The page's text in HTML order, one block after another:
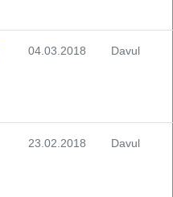
04.03.2018 Davul
23.02.2018 Davul